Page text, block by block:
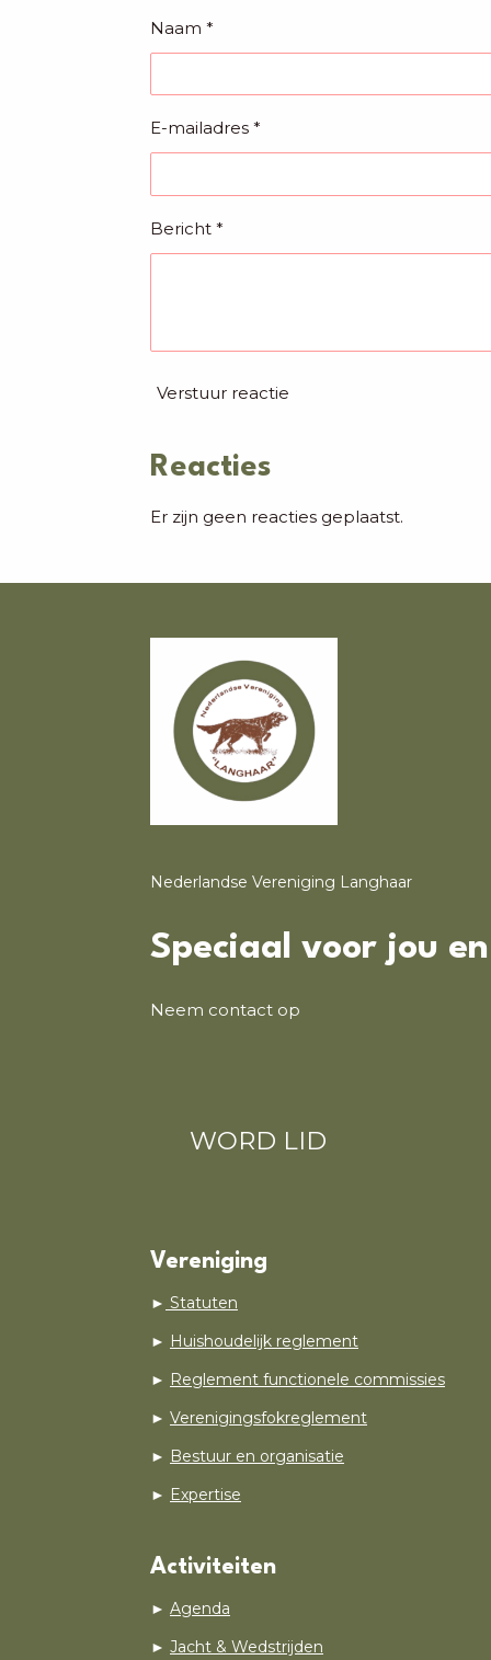
Naam *
E-mailadres *
Bericht *
Verstuur reactie
Reacties
Er zijn geen reacties geplaatst.
Nederlandse Vereniging Langhaar
Speciaal voor jou
Neem contact op
WORD LID
Vereniging
► Statuten
► Huishoudelijk reglement
► Reglement functionele commissies
► Verenigingsfokreglement
► Bestuur en organisatie
► Expertise
Activiteiten
► Agenda
► Jacht & Wedstrijden